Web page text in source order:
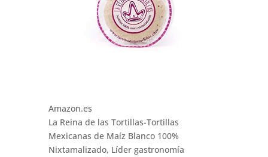
Amazon.es
La Reina de las Tortillas-Tortillas
Mexicanas de Maíz Blanco 100%
Nixtamalizado, Líder gastronomía